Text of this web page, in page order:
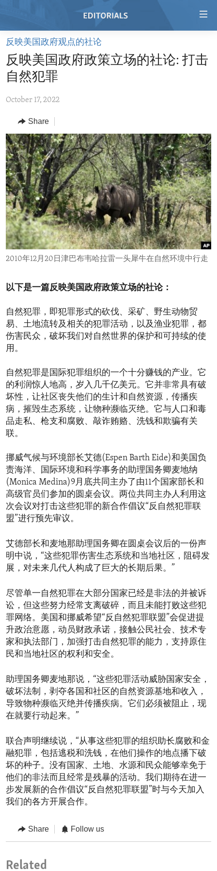
Skip
main
content
to
Navigation
Skip
to
Search
HOME
VIDEO
REGIONS
AFRICA
AMERICAS
ASIA
EUROPE
MIDDLE EAST
TOPICS
HUMAN RIGHTS
SECURITY AND DEFENSE
AID AND DEVELOPMENT
DEMOCRACY AND GOVERNANCE
ECONOMY AND TRADE
ENVIRONMENT AND HEALTH
IDEALS AND INSTITUTIONS
ARCHIVE
ABOUT US
FOLLOW US
反映美国政府观点的社论
反映美国政府政策立场的社论: 打击
自然犯罪
October 17, 2022
Share
2010年12月20日津巴布韦哈拉雷一头犀牛在自然环境中行走
以下是一篇反映美国政府政策立场的社论：
自然犯罪，即犯罪形式的砍伐、采矿、野生动物贸
易、土地流转及相关的犯罪活动，以及渔业犯罪，都
伤害民众，破坏我们对自然世界的保护和可持续的使
用。
自然犯罪是国际犯罪组织的一个十分赚钱的产业。它
的利润惊人地高，岁入几千亿美元。它并非常具有破
坏性，让社区丧失他们的生计和自然资源，传播疾
病，摧毁生态系统，让物种濒临灭绝。它与人口和毒
品走私、枪支和腐败、敲诈贿赂、洗钱和欺骗有关
联。
挪威气候与环境部长艾德(Espen Barth Eide)和美国负
责海洋、国际环境和科学事务的助理国务卿麦地纳
(Monica Medina)9月底共同主办了由11个国家部长和
高级官员们参加的圆桌会议。两位共同主办人利用这
次会议对打击这些犯罪的新合作倡议“反自然犯罪联
盟”进行预先审议。
艾德部长和麦地那助理国务卿在圆桌会议后的一份声
明中说，“这些犯罪伤害生态系统和当地社区，阻碍发
展，对未来几代人构成了巨大的长期后果。”
尽管单一自然犯罪在大部分国家已经是非法的并被诉
讼，但这些努力经常支离破碎，而且未能打败这些犯
罪网络。美国和挪威希望“反自然犯罪联盟”会促进提
升政治意愿，动员财政承诺，接触公民社会、技术专
家和执法部门，加强打击自然犯罪的能力，支持原住
民和当地社区的权利和安全。
助理国务卿麦地那说，“这些犯罪活动威胁国家安全，
破坏法制，剥夺各国和社区的自然资源基地和收入，
导致物种濒临灭绝并传播疾病。它们必须被阻止，现
在就要行动起来。”
联合声明继续说，“从事这些犯罪的组织助长腐败和金
融犯罪，包括逃税和洗钱，在他们操作的地点播下破
坏的种子。没有国家、土地、水源和民众能够幸免于
他们的非法而且经常是残暴的活动。我们期待在进一
步发展新的合作倡议“反自然犯罪联盟”时与今天加入
我们的各方开展合作。
Share Follow us
Related